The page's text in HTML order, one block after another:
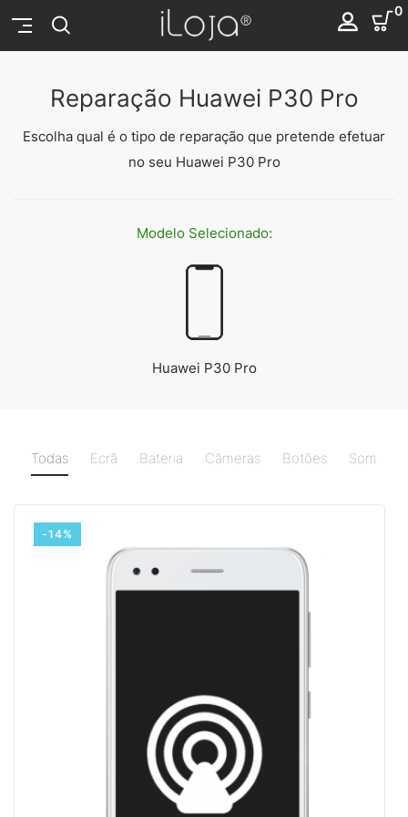
0
Reparação Huawei P30 Pro
Escolha qual é o tipo de reparação que pretende efetuar
no seu Huawei P30 Pro
Modelo Selecionado:
Huawei P30 Pro
Todas Ecrã Bateria Câmeras Botões Som
-14%